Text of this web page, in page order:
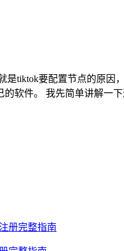
tiktok要配置节点的原
软件。 我先简单讲解